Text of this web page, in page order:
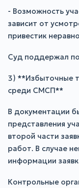
- Возможность
зависит от
привестик
Суд поддержал
3) **Избыточные
среди СМСП**
В документации
представления
второй части
работ. В случае
информации
Контрольные